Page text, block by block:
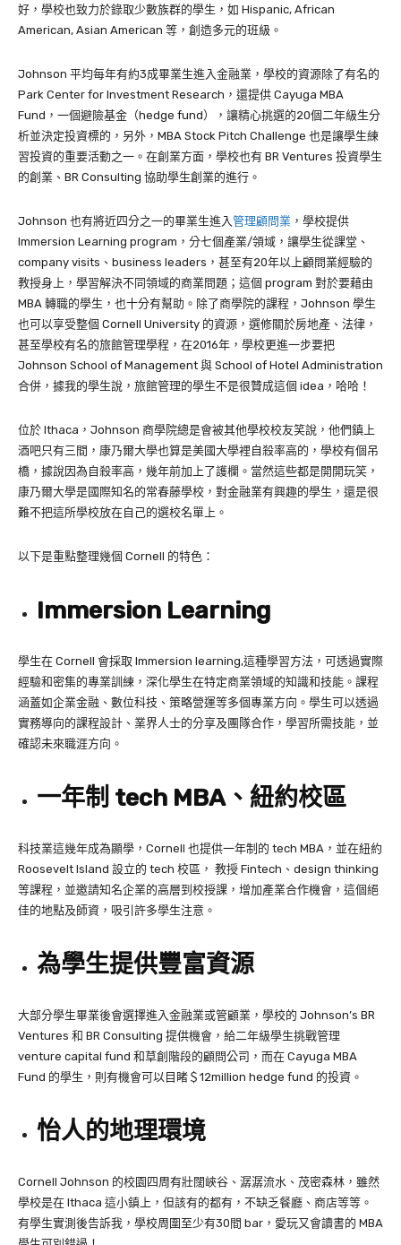
好，學校也致力於錄取少數族群的學生，如 Hispanic, African
American, Asian American 等，創造多元的班級。
Johnson 平均每年有約3成畢業生進入金融業，學校的資源除了有名的
Park Center for Investment Research，還提供 Cayuga MBA
Fund，一個避險基金（hedge fund），讓精心挑選的20個二年級生分
析並決定投資標的，另外，MBA Stock Pitch Challenge 也是讓學生練
習投資的重要活動之一。在創業方面，學校也有 BR Ventures 投資學生
的創業、BR Consulting 協助學生創業的進行。
Johnson 也有將近四分之一的畢業生進入 管理顧問業 ，學校提供
Immersion Learning program，分七個產業/領域，讓學生從課堂、
company visits、business leaders，甚至有20年以上顧問業經驗的
教授身上，學習解決不同領域的商業問題；這個 program 對於要藉由
MBA 轉職的學生，也十分有幫助。除了商學院的課程，Johnson 學生
也可以享受整個 Cornell University 的資源，選修關於房地產、法律，
甚至學校有名的旅館管理學程，在2016年，學校更進一步要把
Johnson School of Management 與 School of Hotel Administration
合併，據我的學生說，旅館管理的學生不是很贊成這個 idea，哈哈！
位於 Ithaca，Johnson 商學院總是會被其他學校校友笑說，他們鎮上
酒吧只有三間，康乃爾大學也算是美國大學裡自殺率高的，學校有個吊
橋，據說因為自殺率高，幾年前加上了護欄。當然這些都是開開玩笑，
康乃爾大學是國際知名的常春藤學校，對金融業有興趣的學生，還是很
難不把這所學校放在自己的選校名單上。
以下是重點整理幾個 Cornell 的特色：
Immersion Learning
學生在 Cornell 會採取 Immersion learning,這種學習方法，可透過實際
經驗和密集的專業訓練，深化學生在特定商業領域的知識和技能。課程
涵蓋如企業金融、數位科技、策略營運等多個專業方向。學生可以透過
實務導向的課程設計、業界人士的分享及團隊合作，學習所需技能，並
確認未來職涯方向。
一年制 tech MBA、紐約校區
科技業這幾年成為顯學，Cornell 也提供一年制的 tech MBA，並在紐約
Roosevelt Island 設立的 tech 校區， 教授 Fintech、design thinking
等課程，並邀請知名企業的高層到校授課，增加產業合作機會，這個絕
佳的地點及師資，吸引許多學生注意。
為學生提供豐富資源
大部分學生畢業後會選擇進入金融業或管顧業，學校的 Johnson’s BR
Ventures 和 BR Consulting 提供機會，給二年級學生挑戰管理
venture capital fund 和草創階段的顧問公司，而在 Cayuga MBA
Fund 的學生，則有機會可以目睹＄12million hedge fund 的投資。
怡人的地理環境
Cornell Johnson 的校園四周有壯闊峽谷、潺潺流水、茂密森林，雖然
學校是在 Ithaca 這小鎮上，但該有的都有，不缺乏餐廳、商店等等。
有學生實測後告訴我，學校周圍至少有30間 bar，愛玩又會讀書的 MBA